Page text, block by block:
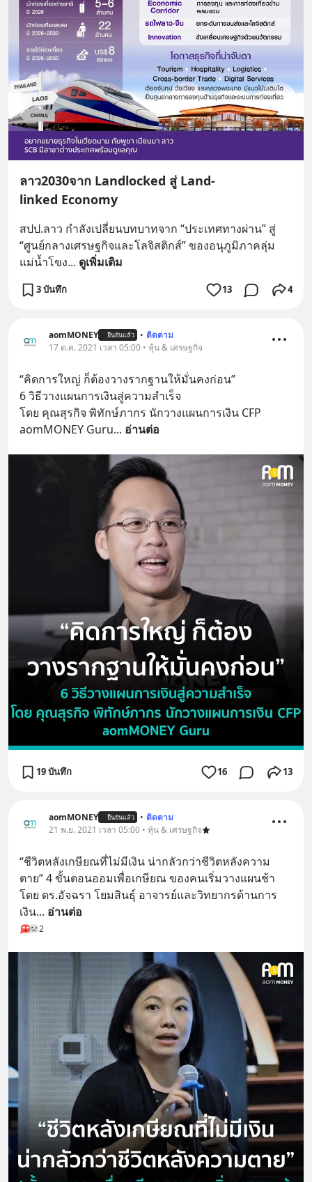
ลาว2030จาก Landlocked สู่ Land-
linked Economy
สปป.ลาว กำลังเปลี่ยนบทบาทจาก “ประเทศทางผ่าน” สู่
“ศูนย์กลางเศรษฐกิจและโลจิสติกส์” ของอนุภูมิภาคลุ่ม
แม่น้ำโขง... ดูเพิ่มเติม
3 บันทึก 13 4
aomMONEY ยืนยันแล้ว • ติดตาม
17 ต.ค. 2021 เวลา 05:00 • หุ้น & เศรษฐกิจ
“คิดการใหญ่ ก็ต้องวางรากฐานให้มั่นคงก่อน”
6 วิธีวางแผนการเงินสู่ความสำเร็จ
โดย คุณสุรกิจ พิทักษ์ภากร นักวางแผนการเงิน CFP
aomMONEY Guru... อ่านต่อ
19 บันทึก 16 13
aomMONEY ยืนยันแล้ว • ติดตาม
21 พ.ย. 2021 เวลา 05:00 • หุ้น & เศรษฐกิจ
“ชีวิตหลังเกษียณที่ไม่มีเงิน น่ากลัวกว่าชีวิตหลังความ
ตาย” 4 ขั้นตอนออมเพื่อเกษียณ ของคนเริ่มวางแผนช้า
โดย ดร.อัจฉรา โยมสินธุ์ อาจารย์และวิทยากรด้านการ
เงิน... อ่านต่อ
2